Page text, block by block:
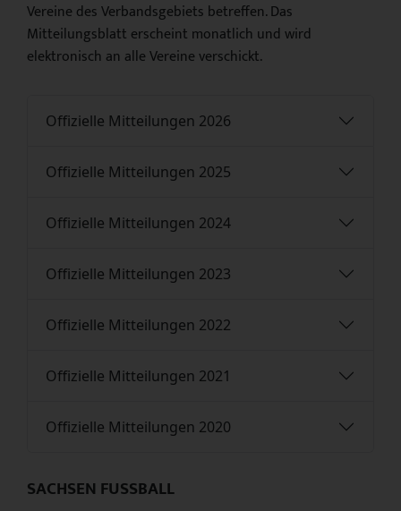
Vereine des Verbandsgebiets betreffen. Das
Mitteilungsblatt erscheint monatlich und wird
elektronisch an alle Vereine verschickt.
Offizielle Mitteilungen 2026
Offizielle Mitteilungen 2025
Offizielle Mitteilungen 2024
Offizielle Mitteilungen 2023
Offizielle Mitteilungen 2022
Offizielle Mitteilungen 2021
Offizielle Mitteilungen 2020
SACHSEN FUSSBALL